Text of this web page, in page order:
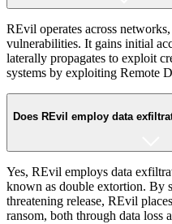
REvil operates across
vulnerabilities. It gains initial
laterally propagates to exploit
systems by exploiting Remote
Does REvil employ data
Yes, REvil employs data
known as double extortion. By
threatening release, REvil
ransom, both through data loss